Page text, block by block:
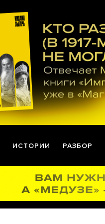
ИСТОРИИ РАЗБОР